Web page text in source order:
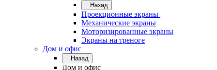
Назад
Проекционные экраны
Механические экраны
Моторизированные экраны
Экраны на треноге
Дом и офис
Назад
Дом и офис